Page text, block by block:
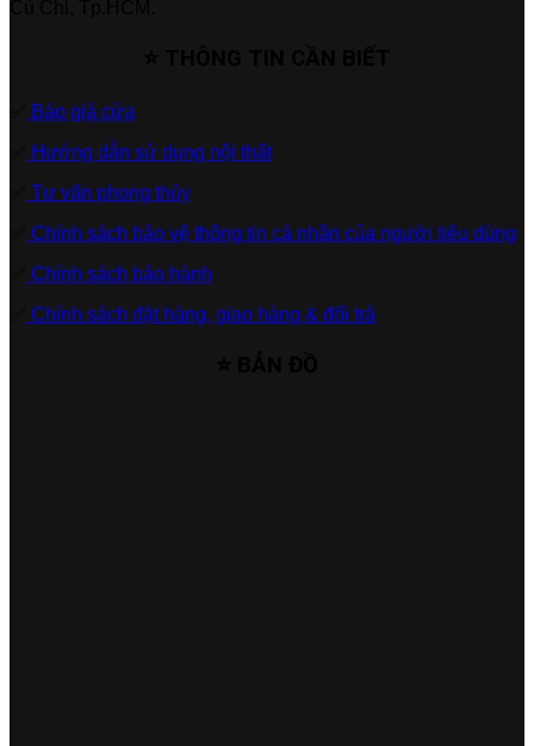
Báo giá cửa
Hướng dẫn sử dụng nội thất
Tư vấn phong thủy
Chính sách bảo vệ thông tin cá nhân của người tiêu dùng
Chính sách bảo hành
Chính sách đặt hàng, giao hàng & đổi trả